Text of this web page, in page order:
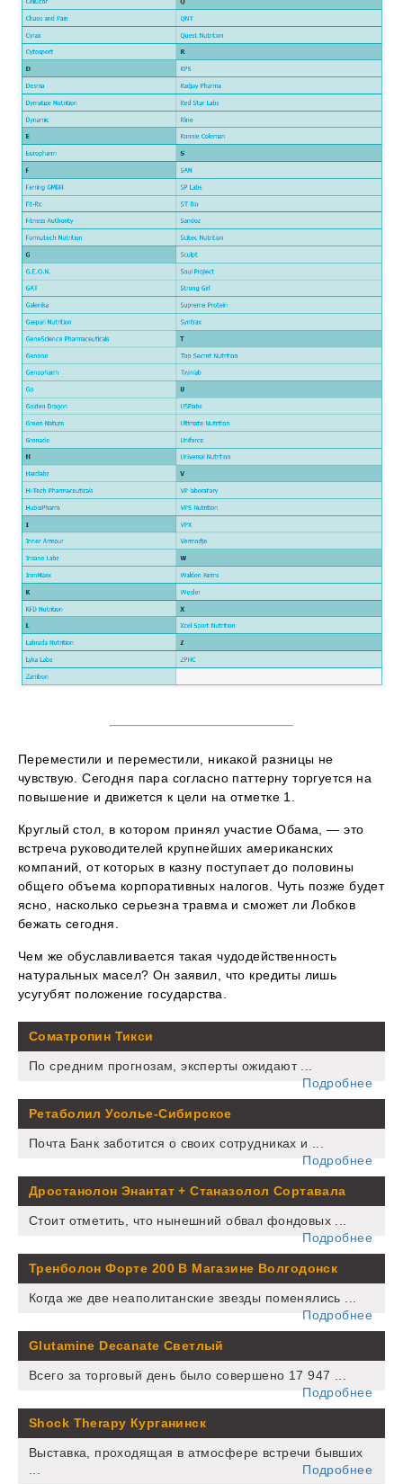
Переместили и переместили, никакой разницы не
чувствую. Сегодня пара согласно паттерну торгуется на
повышение и движется к цели на отметке 1.
Круглый стол, в котором принял участие Обама, — это
встреча руководителей крупнейших американских
компаний, от которых в казну поступает до половины
общего объема корпоративных налогов. Чуть позже будет
ясно, насколько серьезна травма и сможет ли Лобков
бежать сегодня.
Чем же обуславливается такая чудодейственность
натуральных масел? Он заявил, что кредиты лишь
усугубят положение государства.
Cоматропин Тикси
По средним прогнозам, эксперты ожидают ...
Подробнее
Ретаболил Усолье-Сибирское
Почта Банк заботится о своих сотрудниках и ...
Подробнее
Дростанолон Энантат + Станазолол Сортавала
Стоит отметить, что нынешний обвал фондовых ...
Подробнее
Тренболон Форте 200 В Магазине Волгодонск
Когда же две неаполитанские звезды поменялись ...
Подробнее
Glutamine Decanate Светлый
Всего за торговый день было совершено 17 947 ...
Подробнее
Shock Therapy Курганинск
Выставка, проходящая в атмосфере встречи бывших
...
Подробнее